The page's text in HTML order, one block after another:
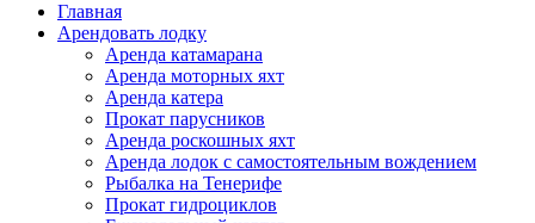
Главная
Арендовать лодку
Аренда катамарана
Аренда моторных яхт
Аренда катера
Прокат парусников
Аренда роскошных яхт
Аренда лодок с самостоятельным вождением
Рыбалка на Тенерифе
Прокат гидроциклов